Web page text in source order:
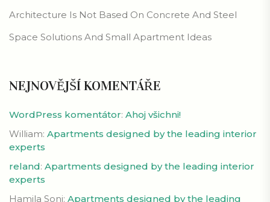
Architecture Is Not Based On Concrete And Steel
Space Solutions And Small Apartment Ideas
NEJNOVĚJŠÍ KOMENTÁŘE
WordPress komentátor: Ahoj všichni!
William: Apartments designed by the leading interior
experts
reland: Apartments designed by the leading interior
experts
Hamila Soni: Apartments designed by the leading